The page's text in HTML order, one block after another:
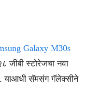
Galaxy M30s
जीबी स्टोरेजचा नवा
याआधी सॅमसंग गॅलेक्सीने